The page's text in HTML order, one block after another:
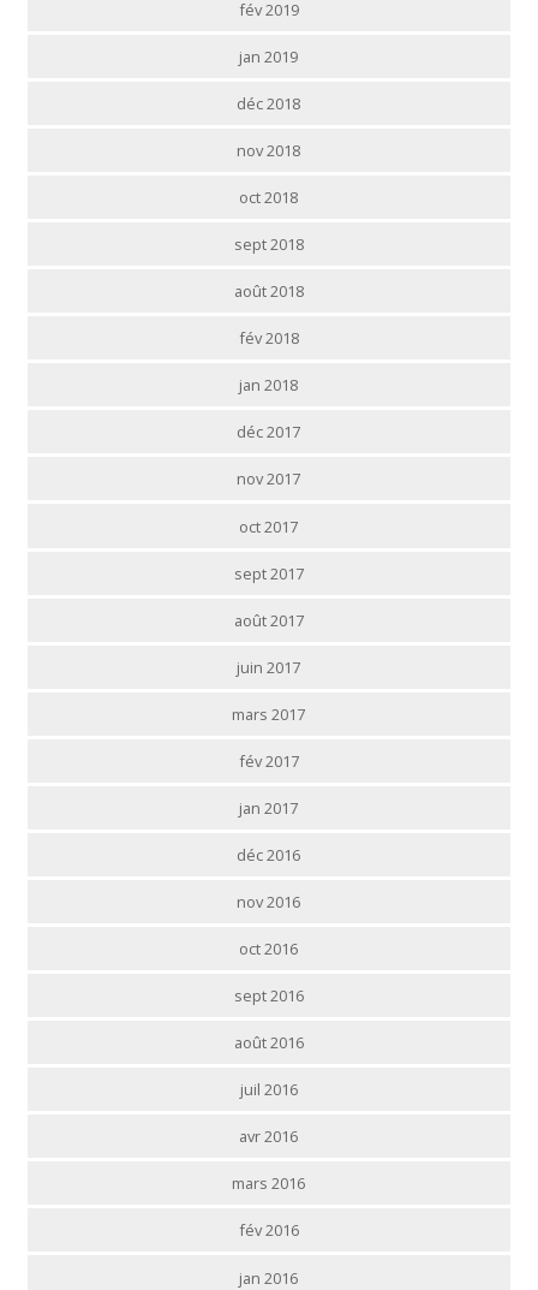
fév 2019
jan 2019
déc 2018
nov 2018
oct 2018
sept 2018
août 2018
fév 2018
jan 2018
déc 2017
nov 2017
oct 2017
sept 2017
août 2017
juin 2017
mars 2017
fév 2017
jan 2017
déc 2016
nov 2016
oct 2016
sept 2016
août 2016
juil 2016
avr 2016
mars 2016
fév 2016
jan 2016